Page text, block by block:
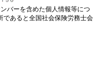
バーを含めた個人情報等につ
であると全国社会保険労務士会